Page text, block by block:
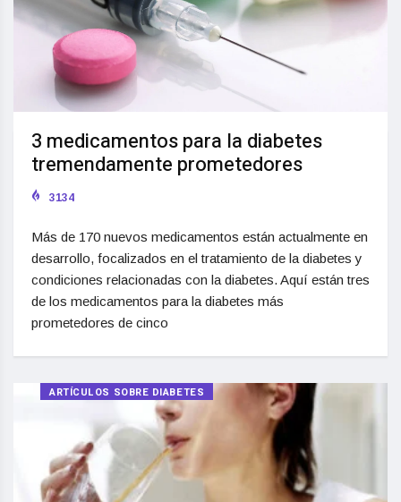
3 medicamentos para la diabetes
tremendamente prometedores
3134
Más de 170 nuevos medicamentos están actualmente en
desarrollo, focalizados en el tratamiento de la diabetes y
condiciones relacionadas con la diabetes. Aquí están tres
de los medicamentos para la diabetes más
prometedores de cinco
ARTÍCULOS SOBRE DIABETES